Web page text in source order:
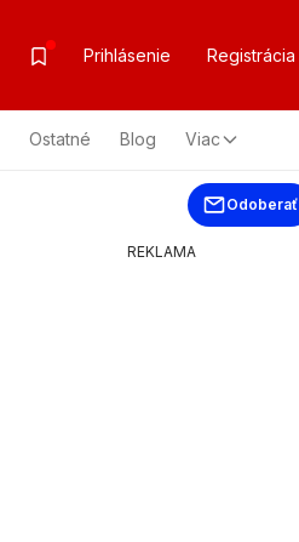
Prihlásenie Registrácia
Ostatné Blog Viac
Odoberať
REKLAMA